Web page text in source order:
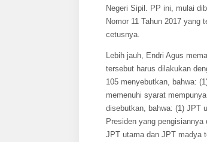
Negeri Sipil. PP ini, mulai
Nomor 11 Tahun 2017 yang
cetusnya.
Lebih jauh, Endri Agus
tersebut harus dilakukan
105 menyebutkan, bahwa:
memenuhi syarat
disebutkan, bahwa: (1) JPT
Presiden yang
JPT utama dan JPT madya